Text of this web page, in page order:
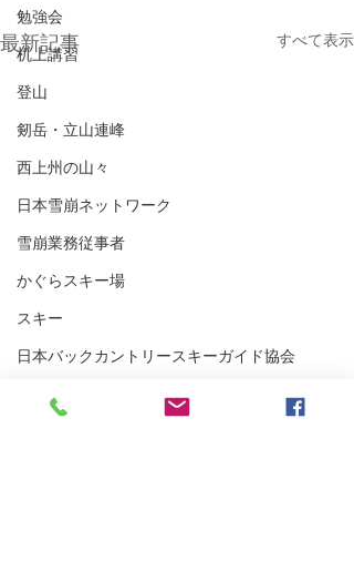
勉強会
机上講習
登山
剱岳・立山連峰
西上州の山々
日本雪崩ネットワーク
雪崩業務従事者
かぐらスキー場
スキー
日本バックカントリースキーガイド協会
中央アルプス
最新記事 すべて表示